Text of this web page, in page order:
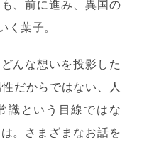
、前に進み、異国の
く葉子。
んな想いを投影した
だからではない、人
識という目線ではな
。さまざまなお話を